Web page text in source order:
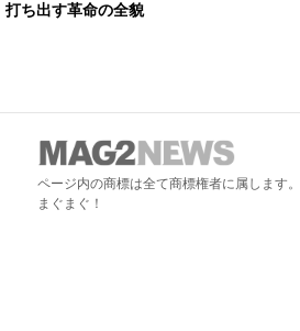
打ち出す革命の全貌
ページ内の商標は全て商標権者に属します
まぐまぐ！